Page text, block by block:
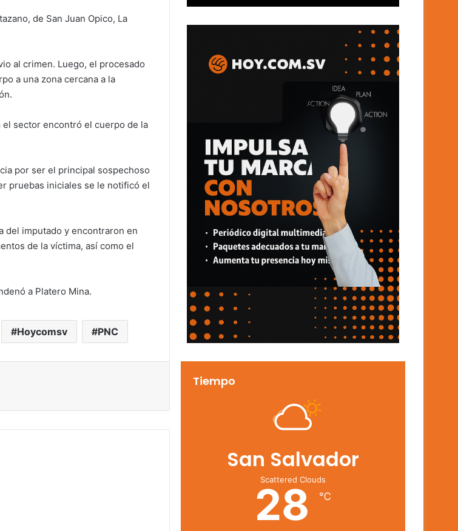
de San Juan Opico, La
al crimen. Luego, el procesado
a una zona cercana a la
el sector encontró el cuerpo de la
por ser el principal sospechoso
pruebas iniciales se le notificó el
del imputado y encontraron en
de la víctima, así como el
a Platero Mina.
Hoycomsv PNC
Tiempo
San Salvador
Scattered Clouds
28 ℃